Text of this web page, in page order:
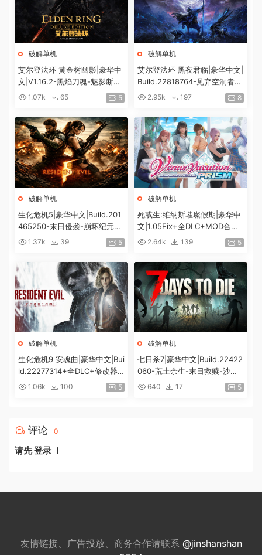
破解单机
艾尔登法环 黄金树幽影|豪华中
文|V1.16.2-黑焰刀魂-魅影断弦
+预购特典+全DLC+修改器|解
1.07k 65 5
破解单机
艾尔登法环 黑夜君临|豪华中文|
Build.22818764-见弃空洞者DL
C+预购特典+全DLC+修改器|解
2.95k 197 8
破解单机
生化危机5|豪华中文|Build.201
465250-末日侵袭-崩坏纪元
+预购特典+全DLC-解锁全内
1.37k 39 5
破解单机
死或生:维纳斯璀璨假期|豪华中
文|1.05Fix+全DLC+MOD合集
+预购特典|解压即撸|[12G/百
2.64k 139 5
破解单机
生化危机9 安魂曲|豪华中文|Bui
ld.22277314+全DLC+修改器|
解压即撸|[74G/百度]
1.06k 100 5
破解单机
七日杀7|豪华中文|Build.22422
060-荒土余生-末日救赎-沙盒
+全DLC|解压即撸|
640 17 5
评论 0
请先登录 ！
友情链接、广告投放、商务合作请联系 @jinshanshan